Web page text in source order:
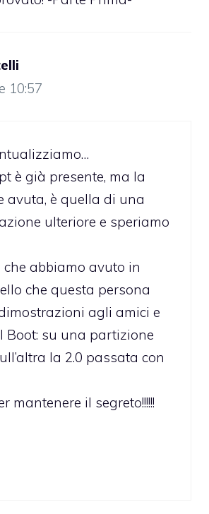
10:57
è già presente, ma la
avuta, è quella di una
ulteriore e speriamo
che abbiamo avuto in
che questa persona
agli amici e
Boot: su una partizione
la 2.0 passata con
mantenere il segreto!!!!!!